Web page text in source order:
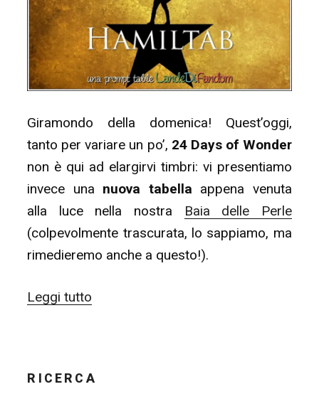
Giramondo della domenica! Quest’oggi,
tanto per variare un po’, 24 Days of Wonder
non è qui ad elargirvi timbri: vi presentiamo
invece una nuova tabella appena venuta
alla luce nella nostra
Baia delle Perle
(colpevolmente trascurata, lo sappiamo, ma
rimedieremo anche a questo!).
Leggi tutto
#12
RICERCA